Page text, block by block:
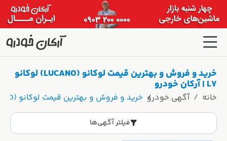
خرید و فروش و بهترین قیمت لوکانو (LUCANO) لوکانو
L7 | آرکان خودرو
خانه آگهی خودرو خرید و فروش و بهترین قیمت لوکانو (LUCANO) لوکانو L7 | آرکان خودرو
فیلتر آگهی‌ها